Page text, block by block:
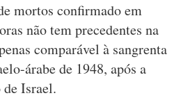
mortos confirmado em
não tem precedentes na
comparável à sangrenta
árabe de 1948, após a
de Israel.